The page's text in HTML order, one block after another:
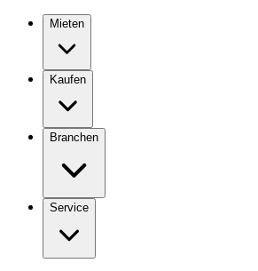
Mieten
Kaufen
Branchen
Service